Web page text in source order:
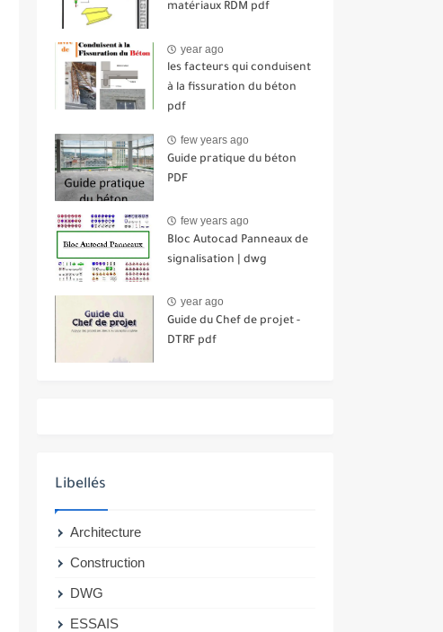
matériaux RDM pdf
year ago
les facteurs qui conduisent
à la fissuration du béton
pdf
few years ago
Guide pratique du béton
PDF
few years ago
Bloc Autocad Panneaux de
signalisation | dwg
year ago
Guide du Chef de projet -
DTRF pdf
Libellés
Architecture
Construction
DWG
ESSAIS